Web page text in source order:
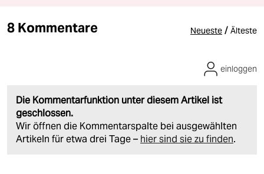
8 Kommentare Neueste / Älteste
Die Kommentarfunktion unter diesem Artikel ist
geschlossen.
Wir öffnen die Kommentarspalte bei ausgewählten
Artikeln für etwa drei Tage – hier sind sie zu finden.
einloggen